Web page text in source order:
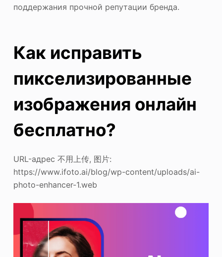
поддержания прочной репутации бренда.
Как исправить
пикселизированные
изображения онлайн
бесплатно?
URL-адрес 不用上传, 图片:
https://www.ifoto.ai/blog/wp-content/uploads/ai-
photo-enhancer-1.web